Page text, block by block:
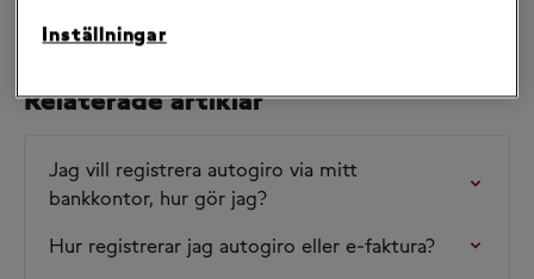
Relaterade artiklar
Jag vill registrera autogiro via mitt
bankkontor, hur gör jag?
Hur registrerar jag autogiro eller e-faktura?
Inställningar